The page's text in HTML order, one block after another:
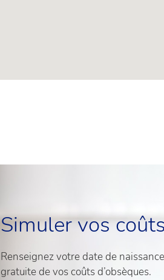
Simuler vos
Renseignez votre date de
gratuite de vos coûts d’obsèques.